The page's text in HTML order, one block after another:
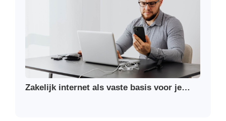
Zakelijk internet als vaste basis voor je…